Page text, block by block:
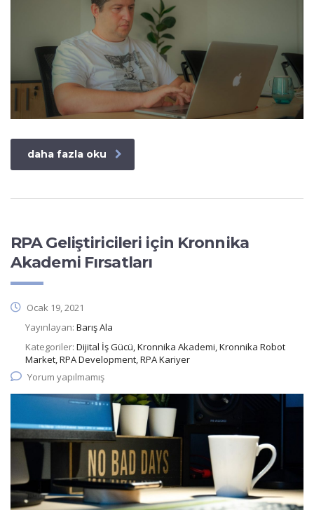
daha fazla oku
RPA Geliştiricileri için Kronnika
Akademi Fırsatları
Ocak 19, 2021
Yayınlayan: Barış Ala
Kategoriler: Dijital İş Gücü, Kronnika Akademi, Kronnika Robot
Market, RPA Development, RPA Kariyer
Yorum yapılmamış